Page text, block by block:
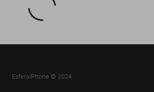
EsferaiPhone © 2024